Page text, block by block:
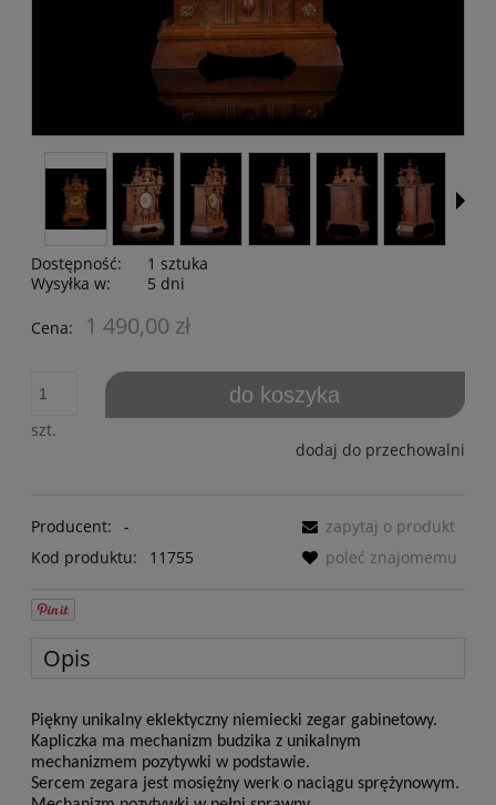
Dostępność:
1 sztuka
Wysyłka w:
5 dni
Cena: 1 490,00 zł
szt.
do koszyka
dodaj do przechowalni
Producent:
-
Kod produktu:
11755
zapytaj o produkt
poleć znajomemu
Opis
Piękny unikalny eklektyczny niemiecki zegar gabinetowy.
Kapliczka ma mechanizm budzika z unikalnym
mechanizmem pozytywki w podstawie.
Sercem zegara jest mosiężny werk o naciągu sprężynowym.